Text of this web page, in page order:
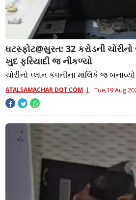
ઘટસ્ફોટ@સુરત: 32 કરોડની
ખુદ ફરિયાદી જ નીકળ્યો
ચોરીનો પ્લાન કંપનીના માલિકે જ બનાવ્યો
ATALSAMACHAR DOT COM Tue,19 Aug